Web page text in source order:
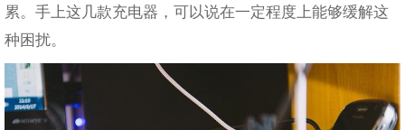
累。手上这几款充电器，可以说在一定程度上能够缓解这
种困扰。